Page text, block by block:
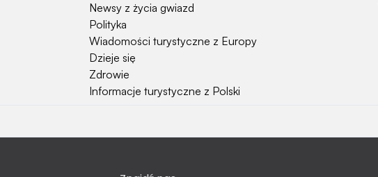
Newsy z życia gwiazd
Polityka
Wiadomości turystyczne z Europy
Dzieje się
Zdrowie
Informacje turystyczne z Polski
Natura i Hobby